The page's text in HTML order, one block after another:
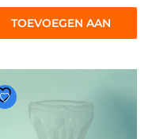
TOEVOEGEN AAN